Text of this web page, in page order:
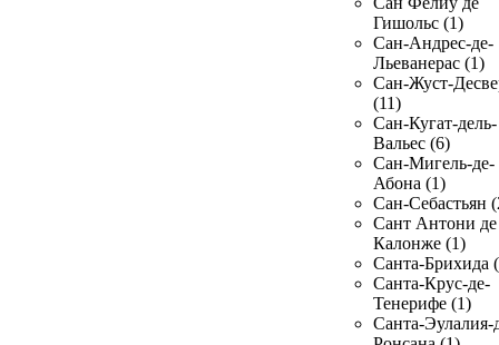
Гишольс (1)
Сан-Андрес-де-
Льеванерас (1)
Сан-Жуст-
(11)
Сан-Кугат-дель-
Вальес (6)
Сан-Мигель-де-
Абона (1)
Сан-Себастьян
Сант Антони де
Калонже (1)
Санта-Брихида
Санта-Крус-де-
Тенерифе (1)
Санта-Эулалия-